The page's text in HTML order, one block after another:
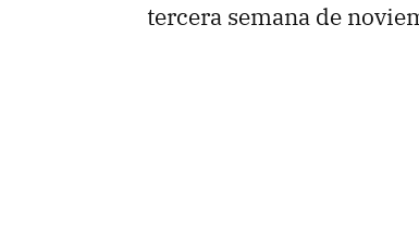
tercera semana de